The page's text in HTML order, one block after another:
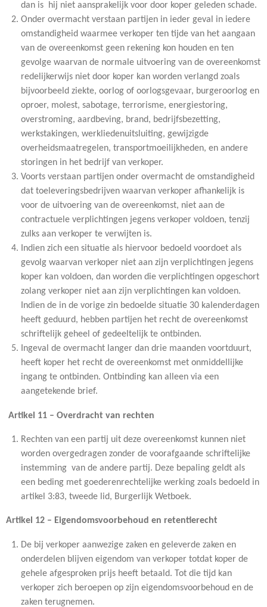
dan is hij niet aansprakelijk voor door koper geleden schade.
Onder overmacht verstaan partijen in ieder geval in iedere
omstandigheid waarmee verkoper ten tijde van het aangaan
van de overeenkomst geen rekening kon houden en ten
gevolge waarvan de normale uitvoering van de overeenkomst
redelijkerwijs niet door koper kan worden verlangd zoals
bijvoorbeeld ziekte, oorlog of oorlogsgevaar, burgeroorlog en
oproer, molest, sabotage, terrorisme, energiestoring,
overstroming, aardbeving, brand, bedrijfsbezetting,
werkstakingen, werkliedenuitsluiting, gewijzigde
overheidsmaatregelen, transportmoeilijkheden, en andere
storingen in het bedrijf van verkoper.
Voorts verstaan partijen onder overmacht de omstandigheid
dat toeleveringsbedrijven waarvan verkoper afhankelijk is
voor de uitvoering van de overeenkomst, niet aan de
contractuele verplichtingen jegens verkoper voldoen, tenzij
zulks aan verkoper te verwijten is.
Indien zich een situatie als hiervoor bedoeld voordoet als
gevolg waarvan verkoper niet aan zijn verplichtingen jegens
koper kan voldoen, dan worden die verplichtingen opgeschort
zolang verkoper niet aan zijn verplichtingen kan voldoen.
Indien de in de vorige zin bedoelde situatie 30 kalenderdagen
heeft geduurd, hebben partijen het recht de overeenkomst
schriftelijk geheel of gedeeltelijk te ontbinden.
Ingeval de overmacht langer dan drie maanden voortduurt,
heeft koper het recht de overeenkomst met onmiddellijke
ingang te ontbinden. Ontbinding kan alleen via een
aangetekende brief.
Artikel 11 – Overdracht van rechten
Rechten van een partij uit deze overeenkomst kunnen niet
worden overgedragen zonder de voorafgaande schriftelijke
instemming van de andere partij. Deze bepaling geldt als
een beding met goederenrechtelijke werking zoals bedoeld in
artikel 3:83, tweede lid, Burgerlijk Wetboek.
Artikel 12 – Eigendomsvoorbehoud en retentierecht
De bij verkoper aanwezige zaken en geleverde zaken en
onderdelen blijven eigendom van verkoper totdat koper de
gehele afgesproken prijs heeft betaald. Tot die tijd kan
verkoper zich beroepen op zijn eigendomsvoorbehoud en de
zaken terugnemen.